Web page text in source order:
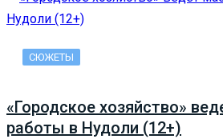
СЮЖЕТЫ
«Городское хозяйство»
работы в Нудоли (12+)